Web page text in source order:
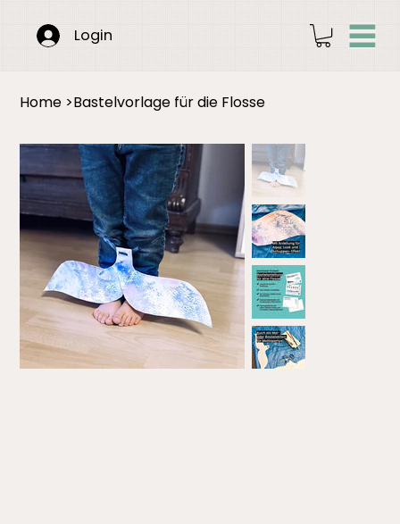
Login
Home >Bastelvorlage für die Flosse